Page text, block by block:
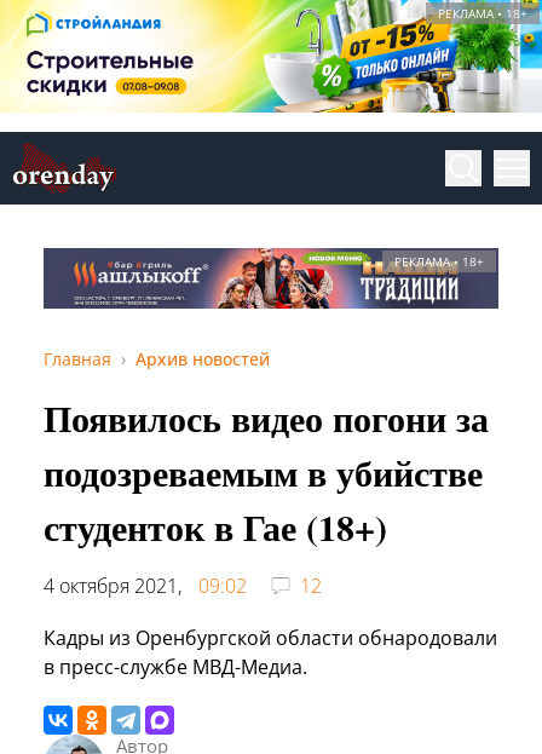
РЕКЛАМА • 18+
РЕКЛАМА • 18+
Главная Архив новостей
Появилось видео погони за
подозреваемым в убийстве
студенток в Гае (18+)
4 октября 2021, 09:02
12
Кадры из Оренбургской области обнародовали
в пресс-службе МВД-Медиа.
Автор